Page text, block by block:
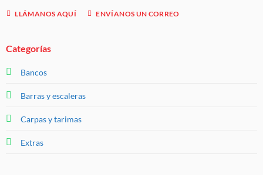
LLÁMANOS AQUÍ ENVÍANOS UN CORREO
Categorías
Bancos
Barras y escaleras
Carpas y tarimas
Extras